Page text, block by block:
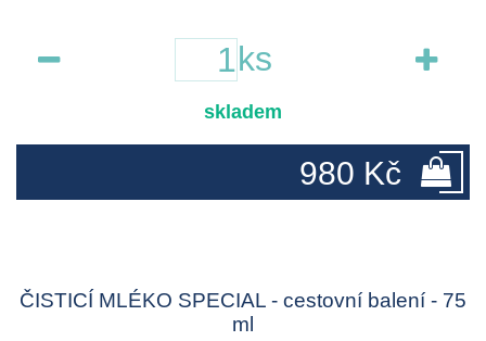
ks
skladem
980 Kč
ČISTICÍ MLÉKO SPECIAL - cestovní balení - 75
ml